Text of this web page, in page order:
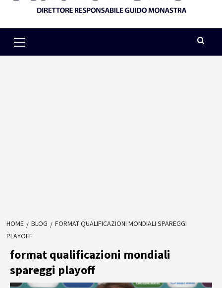
Menu
HOME BLOG
FORMAT QUALIFICAZIONI MONDIALI SPAREGGI
PLAYOFF
format qualificazioni mondiali
spareggi playoff